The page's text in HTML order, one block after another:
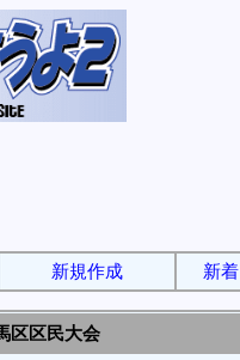
新規作成 新着
区区民大会